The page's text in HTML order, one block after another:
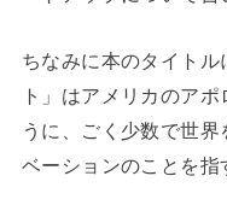
ちなみに本のタイト
ト」はアメリカのア
うに、ごく少数で世
ベーションのことを指